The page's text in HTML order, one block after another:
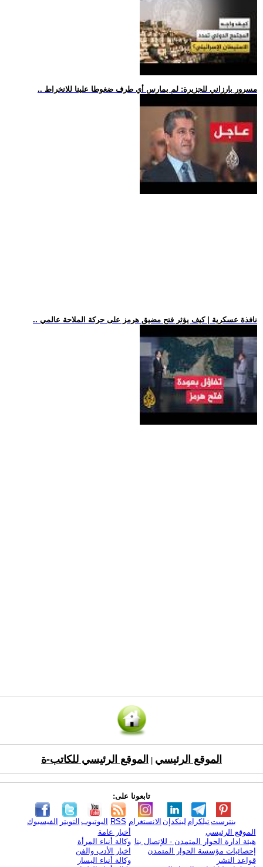
.. مسرور بارزاني للجزيرة: لم يمارس أي طرف ضغوطا علينا للانخراط
.. نافذة عسكرية | كيف يؤثر فتح مضيق هرمز على حركة الملاحة عالمي
الموقع الرئيسي الموقع الرئيسي للكاتب-ة
تابعونا على:
الفيسبوك التويتر اليوتيوب RSS الانستغرام لينكدإن تيلكرامبنترست
الموقع الرئيسي
هيئة ادارة الحوار المتمدن - للإتصال بنا
إحصائيات مؤسسة الحوار المتمدن
قواعد النشر
أخبار عامة
وكالة أنباء المرأة
اخبار الأدب والفن
وكالة أنباء اليسار